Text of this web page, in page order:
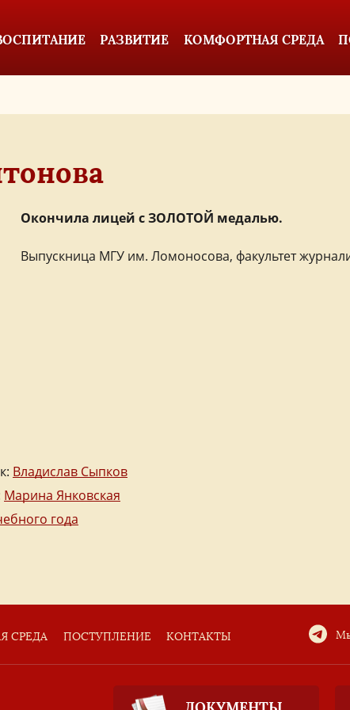
РАЗВИТИЕ КОМФОРТНАЯ СРЕДА
Окончила лицей с ЗОЛОТОЙ медалью.
Выпускница МГУ им. Ломоносова, факультет
Владислав Сыпков
Марина Янковская
года
СРЕДА ПОСТУПЛЕНИЕ КОНТАКТЫ